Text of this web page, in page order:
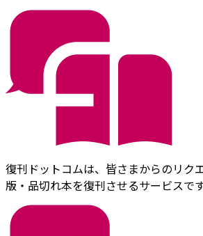
復刊ドットコムは、皆さまからのリク
版・品切れ本を復刊させるサービスです